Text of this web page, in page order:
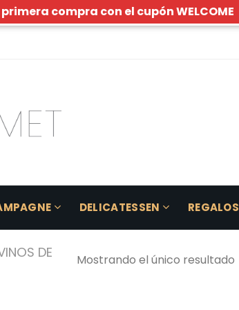
DELICATESSEN REGALOS
DE
Mostrando el único resultado
compra con el cupón WELCOME